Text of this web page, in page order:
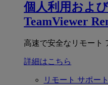
個人利用およ
TeamViewer
高速で安全なリモート
詳細はこちら
リモート サポート